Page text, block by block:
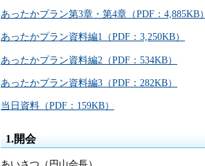
あったかプラン第3章・第4章（PDF：4,885KB）
あったかプラン資料編1（PDF：3,250KB）
あったかプラン資料編2（PDF：534KB）
あったかプラン資料編3（PDF：282KB）
当日資料（PDF：159KB）
1.開会